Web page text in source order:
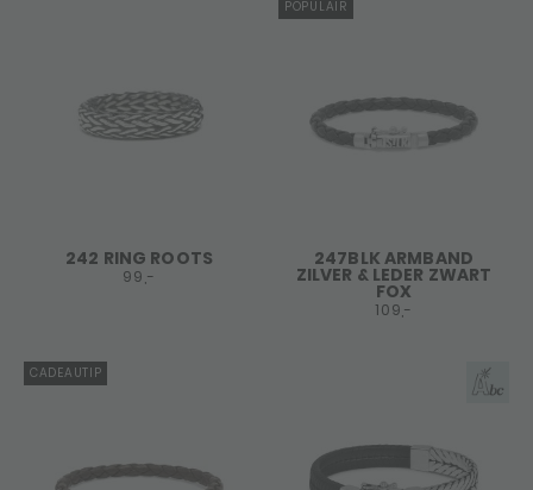
242 RING ROOTS
99,-
POPULAIR
247BLK ARMBAND
ZILVER & LEDER ZWART
FOX
109,-
CADEAUTIP